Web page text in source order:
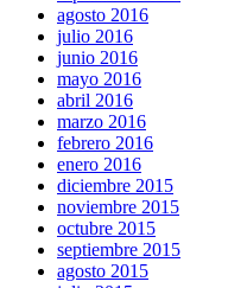
agosto 2016
julio 2016
junio 2016
mayo 2016
abril 2016
marzo 2016
febrero 2016
enero 2016
diciembre 2015
noviembre 2015
octubre 2015
septiembre 2015
agosto 2015